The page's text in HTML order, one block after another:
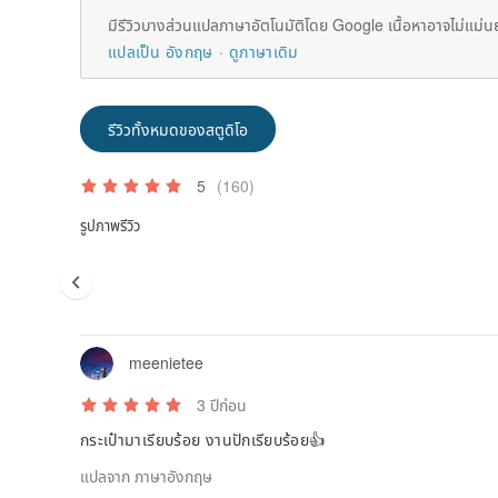
มีรีวิวบางส่วนแปลภาษาอัตโนมัติโดย Google เนื้อหาอาจไม่แม่น
แปลเป็น อังกฤษ
ดูภาษาเดิม
รีวิวทั้งหมดของสตูดิโอ
5 (160)
รูปภาพรีวิว
meenietee
3 ปีก่อน
กระเป๋ามาเรียบร้อย งานปักเรียบร้อย👍
แปลจาก ภาษาอังกฤษ